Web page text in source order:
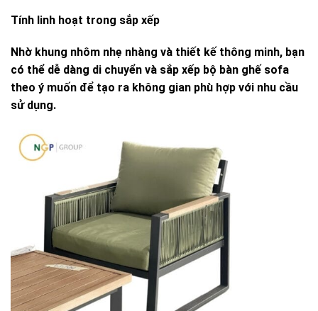
Tính linh hoạt trong sắp xếp
Nhờ khung nhôm nhẹ nhàng và thiết kế thông minh, bạn
có thể dễ dàng di chuyển và sắp xếp bộ bàn ghế sofa
theo ý muốn để tạo ra không gian phù hợp với nhu cầu
sử dụng.